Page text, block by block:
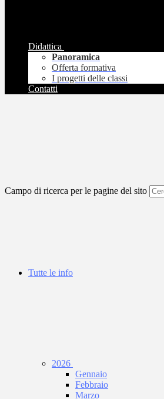
Didattica
Panoramica
Offerta formativa
I progetti delle classi
Contatti
Campo di ricerca per le pagine del sito
Tutte le info
2026
Gennaio
Febbraio
Marzo